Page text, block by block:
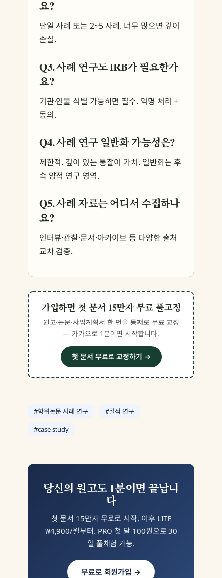
요?
단일 사례 또는 2~5 사례. 너무 많으면 깊이
손실.
Q3. 사례 연구도 IRB가 필요한가
요?
기관·인물 식별 가능하면 필수. 익명 처리 +
동의.
Q4. 사례 연구 일반화 가능성은?
제한적. 깊이 있는 통찰이 가치. 일반화는 후
속 양적 연구 영역.
Q5. 사례 자료는 어디서 수집하나
요?
인터뷰·관찰·문서·아카이브 등 다양한 출처
교차 검증.
가입하면 첫 문서 15만자 무료 풀교정
원고·논문·사업계획서 한 편을 통째로 무료 교정
— 카카오로 1분이면 시작합니다.
첫 문서 무료로 교정하기 →
#학위논문 사례 연구
#질적 연구
#case study
당신의 원고도 1분이면 끝납니
다
첫 문서 15만자 무료로 시작, 이후 LITE
₩4,900/월부터. PRO 첫 달 100원으로 30
일 풀체험 가능.
무료로 회원가입 →